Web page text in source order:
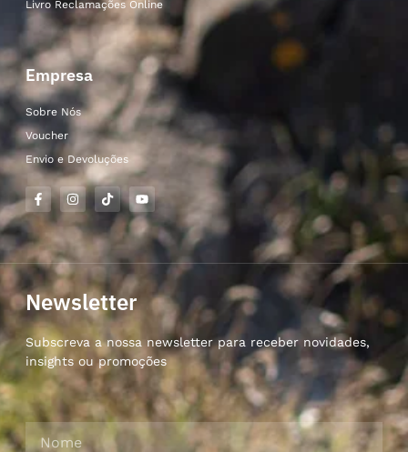
Livro Reclamações Online
Empresa
Sobre Nós
Voucher
Envio e Devoluções
Newsletter
Subscreva a nossa newsletter para receber novidades,
insights ou promoções